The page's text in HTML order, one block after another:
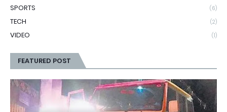
SPORTS (6)
TECH (2)
VIDEO (1)
FEATURED POST